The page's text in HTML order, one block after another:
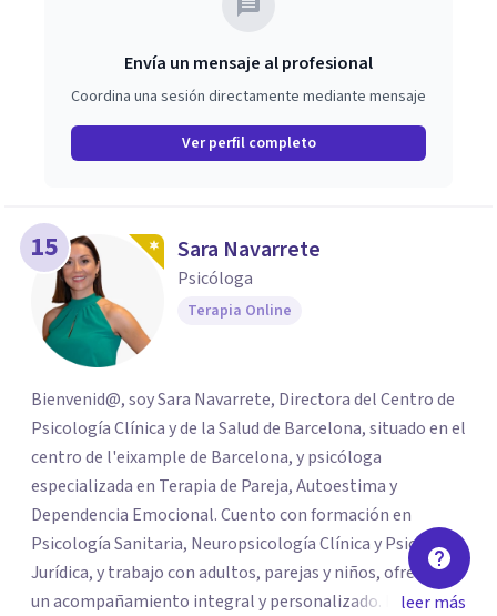
Envía un mensaje al profesional
Coordina una sesión directamente mediante mensaje
Ver perfil completo
15 Sara Navarrete
Psicóloga
Terapia Online
Bienvenid@, soy Sara Navarrete, Directora del Centro de
Psicología Clínica y de la Salud de Barcelona, situado en el
centro de l'eixample de Barcelona, y psicóloga
especializada en Terapia de Pareja, Autoestima y
Dependencia Emocional. Cuento con formación en
Psicología Sanitaria, Neuropsicología Clínica y Psicología
Jurídica, y trabajo con adultos, parejas y niños, ofreciendo
un acompañamiento integral y personalizado. Desarrollo
leer más